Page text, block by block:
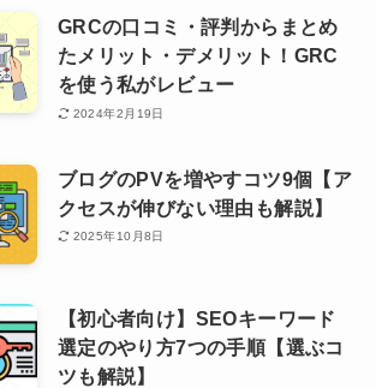
GRCの口コミ・評判からまとめ
たメリット・デメリット！GRC
を使う私がレビュー
2024年2月19日
ブログのPVを増やすコツ9個【ア
クセスが伸びない理由も解説】
2025年10月8日
【初心者向け】SEOキーワード
選定のやり方7つの手順【選ぶコ
ツも解説】